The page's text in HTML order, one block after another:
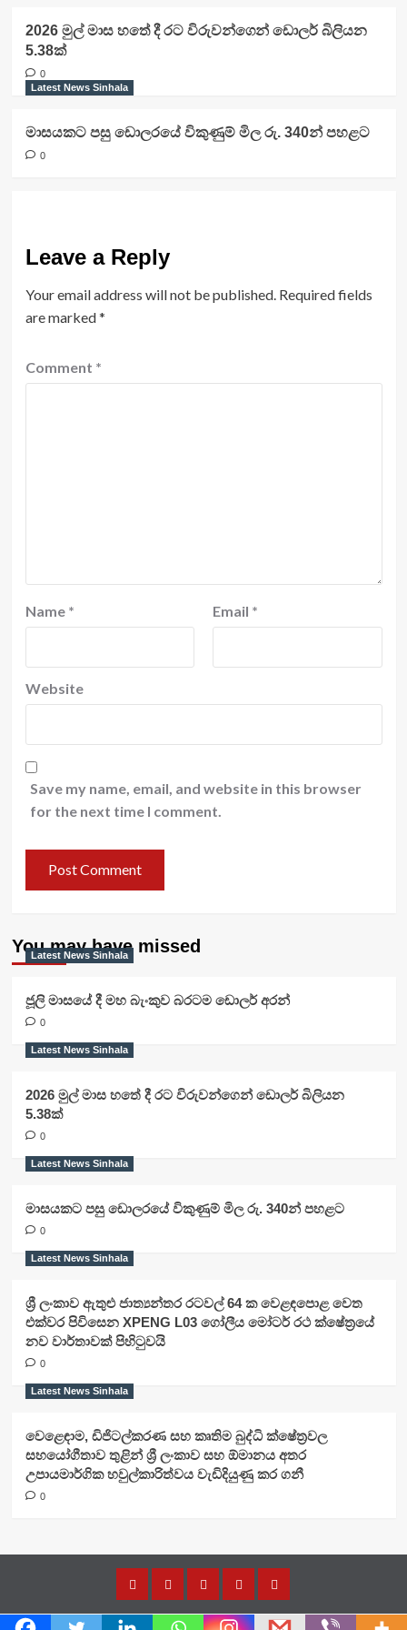
2026 මුල් මාස හතේ දී රට විරුවන්ගෙන් ඩොලර් බිලියන
5.38ක්
0
Latest News Sinhala
මාසයකට පසු ඩොලරයේ විකුණුම් මිල රු. 340න් පහළට
0
Leave a Reply
Your email address will not be published. Required fields
are marked*
Comment *
Name * Email *
Website
Save my name, email, and website in this browser
for the next time I comment.
You may have missed
Latest News Sinhala
ජූලි මාසයේ දී මහ බැංකුව බරටම ඩොලර් අරන්
0
Latest News Sinhala
2026 මුල් මාස හතේ දී රට විරුවන්ගෙන් ඩොලර් බිලියන
5.38ක්
0
Latest News Sinhala
මාසයකට පසු ඩොලරයේ විකුණුම් මිල රු. 340න් පහළට
0
Latest News Sinhala
ශ්‍රී ලංකාව ඇතුළු ජාත්‍යන්තර රටවල් 64 ක වෙළඳපොළ වෙත
එක්වර පිවිසෙන XPENG L03 ගෝලීය මෝටර් රථ ක්ෂේත්‍රයේ
නව වාර්තාවක් පිහිටුවයි
0
Latest News Sinhala
වෙළෙඳාම, ඩිජිටල්කරණ සහ කෘතිම බුද්ධි ක්ෂේත්‍රවල
සහයෝගීතාව තුළින් ශ්‍රී ලංකාව සහ ඕමානය අතර
උපායමාර්ගික හවුල්කාරිත්වය වැඩිදියුණු කර ගනී
0
HomeLatestLatestLatestAbout